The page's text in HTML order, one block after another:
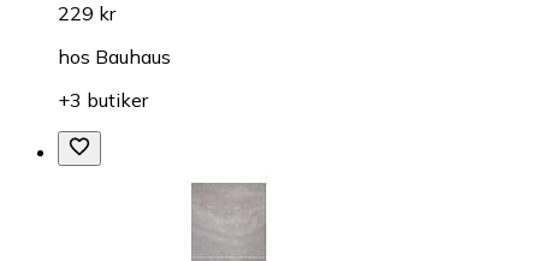
229 kr
hos Bauhaus
+3 butiker